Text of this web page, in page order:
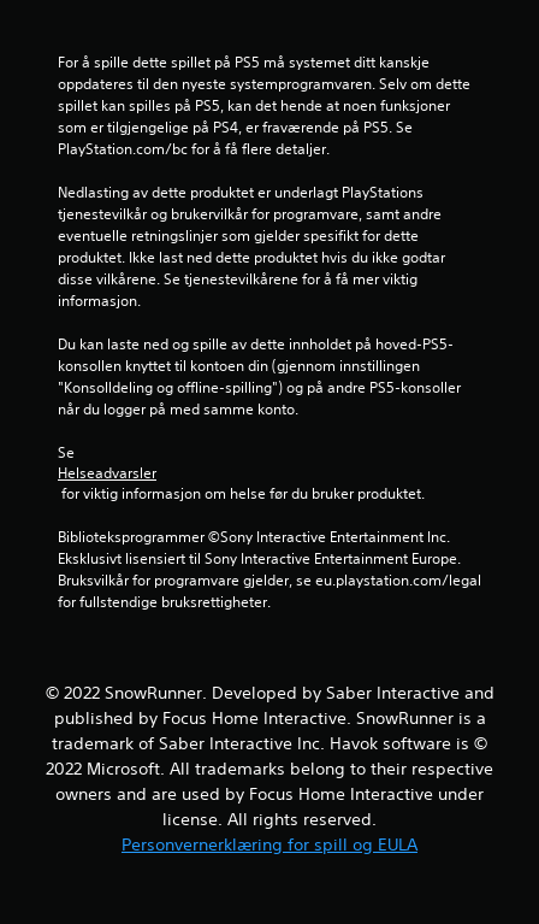
9
5
v
r
d
i
n
r
For å spille dette spillet på PS5 må systemet ditt kanskje
oppdateres til den nyeste systemprogramvaren. Selv om dette
spillet kan spilles på PS5, kan det hende at noen funksjoner
som er tilgjengelige på PS4, er fraværende på PS5. Se
PlayStation.com/bc for å få flere detaljer.
Nedlasting av dette produktet er underlagt PlayStations
tjenestevilkår og brukervilkår for programvare, samt andre
eventuelle retningslinjer som gjelder spesifikt for dette
produktet. Ikke last ned dette produktet hvis du ikke godtar
disse vilkårene. Se tjenestevilkårene for å få mer viktig
informasjon.
Du kan laste ned og spille av dette innholdet på hoved-PS5-
konsollen knyttet til kontoen din (gjennom innstillingen
"Konsolldeling og offline-spilling") og på andre PS5-konsoller
når du logger på med samme konto.
Se
Helseadvarsler
for viktig informasjon om helse før du bruker produktet.
Biblioteksprogrammer ©Sony Interactive Entertainment Inc.
Eksklusivt lisensiert til Sony Interactive Entertainment Europe.
Bruksvilkår for programvare gjelder, se eu.playstation.com/legal
for fullstendige bruksrettigheter.
© 2022 SnowRunner. Developed by Saber Interactive and
published by Focus Home Interactive. SnowRunner is a
trademark of Saber Interactive Inc. Havok software is ©
2022 Microsoft. All trademarks belong to their respective
owners and are used by Focus Home Interactive under
license. All rights reserved.
Personvernerklæring for spill og EULA